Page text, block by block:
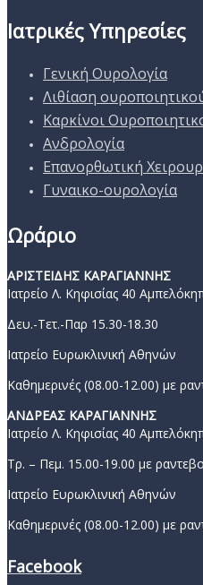
Ιατρικές Υπηρεσίες
Γενική Ουρολογία
Λιθίαση
Καρκίνοι
Ανδρολογία
Επανορθωτική
Γυναικο-ουρολογία
Ωράριο
ΑΡΙΣΤΕΙΔΗΣ ΚΑΡΑΓΙΑΝΝΗΣ
Ιατρείο Λ. Κηφισίας 40
Δευ.-Τετ.-Παρ 15.30-18.30
Ιατρείο Ευρωκλινική Αθηνών
Καθημερινές (08.00-12.00) με
ΑΝΔΡΕΑΣ ΚΑΡΑΓΙΑΝΝΗΣ
Ιατρείο Λ. Κηφισίας 40
Τρ. – Πεμ. 15.00-19.00 με
Ιατρείο Ευρωκλινική Αθηνών
Καθημερινές (08.00-12.00) με
Facebook